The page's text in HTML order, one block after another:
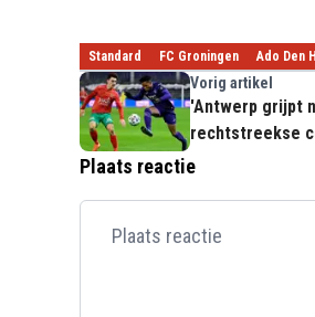
Standard FC Groningen Ado Den
Vorig artikel
'Antwerp grijpt
rechtstreekse
pleit'
Plaats reactie